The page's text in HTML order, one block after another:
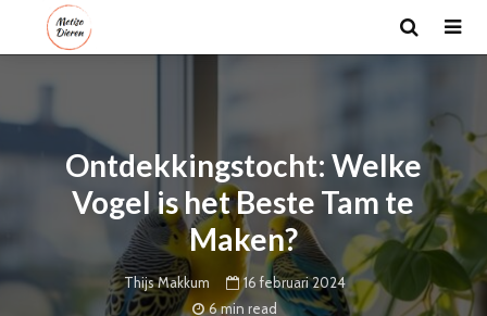
Ontdekkingstocht: Welke
Vogel is het Beste Tam te
Maken?
Thijs Makkum
16 februari 2024
6 min read